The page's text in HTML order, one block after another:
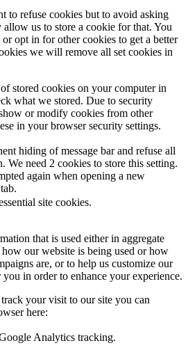
to refuse cookies but to avoid asking
us to store a cookie for that. You
opt in for other cookies to get a better
we will remove all set cookies in
stored cookies on your computer in
what we stored. Due to security
or modify cookies from other
in your browser security settings.
hiding of message bar and refuse all
We need 2 cookies to store this setting.
again when opening a new
site cookies.
that is used either in aggregate
our website is being used or how
are, or to help us customize our
in order to enhance your experience.
your visit to our site you can
here:
Analytics tracking.